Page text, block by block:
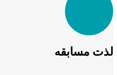
لذت مسابقه